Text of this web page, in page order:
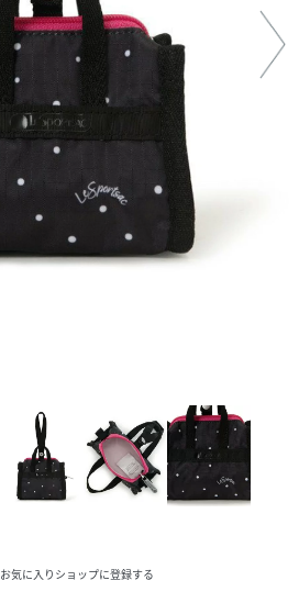
お気に入りショップに登録する